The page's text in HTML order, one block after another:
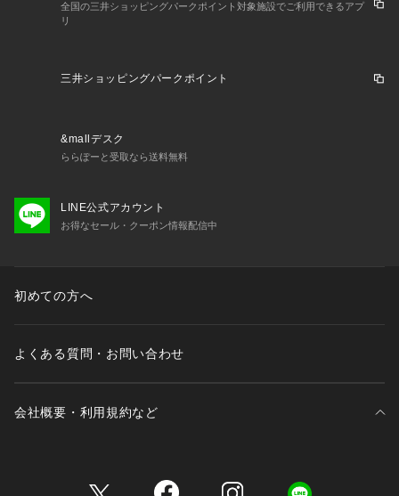
若干製品と画像のカラーが異なる場合もございます。
全国の三井ショッピングパークポイント対象施設でご利用できるアプ
リ
三井ショッピングパークポイント
&mallデスク
ららぽーと受取なら送料無料
LINE公式アカウント
お得なセール・クーポン情報配信中
初めての方へ
よくある質問・お問い合わせ
会社概要・利用規約など